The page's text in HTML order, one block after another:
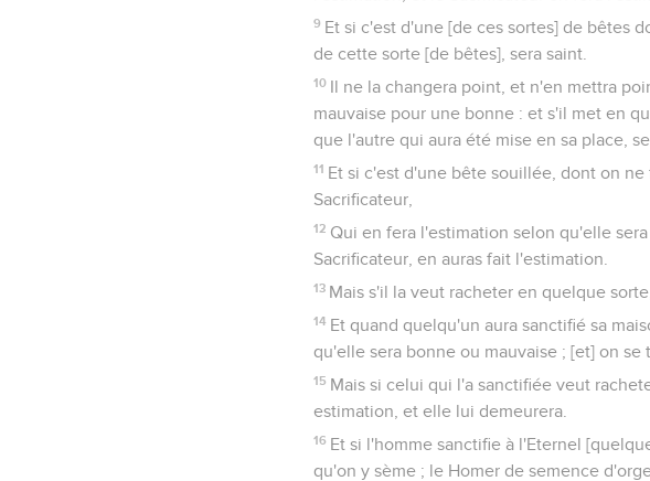
9 Et si c'est d'une [de ces sortes] de bêtes
de cette sorte [de bêtes], sera saint.
10 Il ne la changera point, et n'en mettra
mauvaise pour une bonne : et s'il met en
que l'autre qui aura été mise en sa place,
11 Et si c'est d'une bête souillée, dont on
Sacrificateur,
12 Qui en fera l'estimation selon qu'elle
Sacrificateur, en auras fait l'estimation.
13 Mais s'il la veut racheter en quelque
14 Et quand quelqu'un aura sanctifié sa
qu'elle sera bonne ou mauvaise ; [et] on
15 Mais si celui qui l'a sanctifiée veut
estimation, et elle lui demeurera.
16 Et si l'homme sanctifie à l'Eternel
qu'on y sème ; le Homer de semence